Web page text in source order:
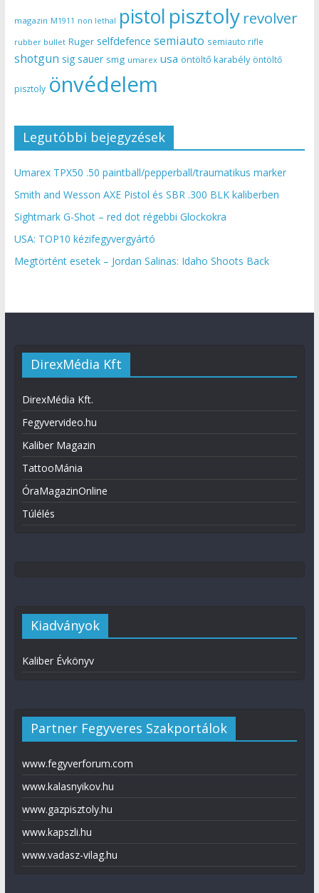
magazin M1911 non lethal pistol pisztoly revolver
rubber bullet Ruger selfdefence semiauto semiauto rifle
shotgun sig sauer smg umarex usa öntöltő karabély öntöltő
pisztoly önvédelem
Legutóbbi bejegyzések
Umarex TPX50 .50 paintball/pepperball/traumatikus marker
Smith and Wesson AXE Pistol és SBR .300 BLK kaliberben
Sightmark G-Shot – red dot régebbi Glockokra
USA: TOP10 kézifegyvergyártó
Megtörtént esetek – Jordan Salinas: Idaho Shoots Back
DirexMédia Kft
DirexMédia Kft.
Fegyvervideo.hu
Kaliber Magazin
TattooMánia
ÓraMagazinOnline
Túlélés
Kiadványok
Kaliber Évkönyv
Partner Fegyveres Szakportálok
www.fegyverforum.com
www.kalasnyikov.hu
www.gazpisztoly.hu
www.kapszli.hu
www.vadasz-vilag.hu